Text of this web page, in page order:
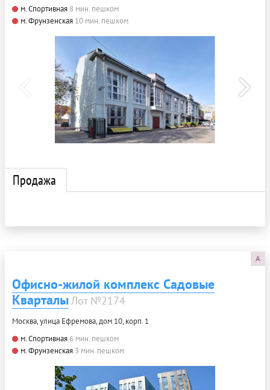
м. Спортивная 8 мин. пешком
м. Фрунзенская 10 мин. пешком
Продажа
A
Офисно-жилой комплекс Садовые
КварталыЛот №2174
Москва, улица Ефремова, дом 10, корп. 1
м. Спортивная 6 мин. пешком
м. Фрунзенская 3 мин. пешком